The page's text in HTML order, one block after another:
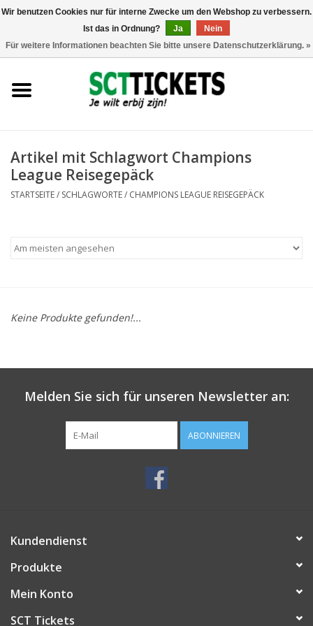
Italien
Artikel mit Schlagwort Champions
League Reisegepäck
STARTSEITE/ SCHLAGWORTE/ CHAMPIONS LEAGUE REISEGEPÄCK
Keine Produkte gefunden!...
Melden Sie sich für unseren Newsletter an:
ABONNIEREN
Kundendienst
Produkte
Mein Konto
SCT Tickets
Wir benutzen Cookies nur für interne Zwecke um den Webshop zu verbessern.
Ist das in Ordnung?
Ja
Nein
Für weitere Informationen beachten Sie bitte unsere Datenschutzerklärung. »